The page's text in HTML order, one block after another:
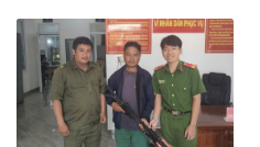
chế phương tiện